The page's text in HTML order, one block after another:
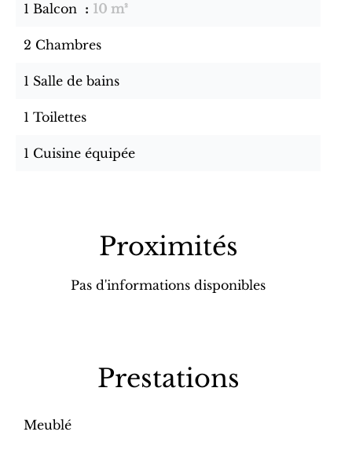
1 Balcon 10 m²
2 Chambres
1 Salle de bains
1 Toilettes
1 Cuisine équipée
Proximités
Pas d'informations disponibles
Prestations
Meublé